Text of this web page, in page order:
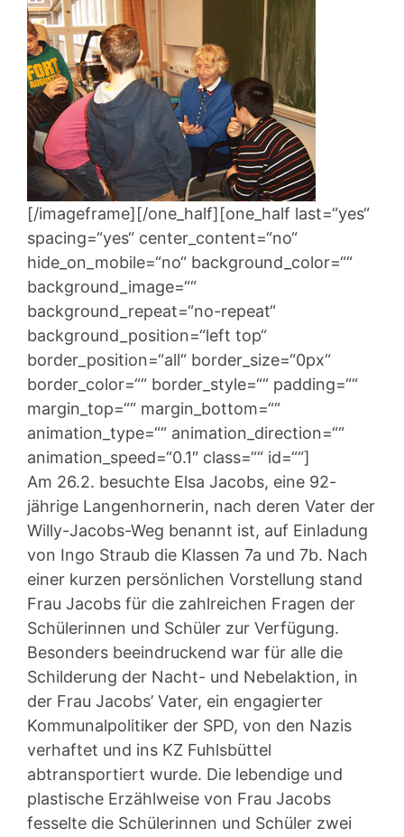
[/imageframe][/one_half][one_half last=“yes“
spacing=“yes“ center_content=“no“
hide_on_mobile=“no“ background_color=““
background_image=““
background_repeat=“no-repeat“
background_position=“left top“
border_position=“all“ border_size=“0px“
border_color=““ border_style=““ padding=““
margin_top=““ margin_bottom=““
animation_type=““ animation_direction=““
animation_speed=“0.1″ class=““ id=““]
Am 26.2. besuchte Elsa Jacobs, eine 92-
jährige Langenhornerin, nach deren Vater der
Willy-Jacobs-Weg benannt ist, auf Einladung
von Ingo Straub die Klassen 7a und 7b. Nach
einer kurzen persönlichen Vorstellung stand
Frau Jacobs für die zahlreichen Fragen der
Schülerinnen und Schüler zur Verfügung.
Besonders beeindruckend war für alle die
Schilderung der Nacht- und Nebelaktion, in
der Frau Jacobs’ Vater, ein engagierter
Kommunalpolitiker der SPD, von den Nazis
verhaftet und ins KZ Fuhlsbüttel
abtransportiert wurde. Die lebendige und
plastische Erzählweise von Frau Jacobs
fesselte die Schülerinnen und Schüler zwei